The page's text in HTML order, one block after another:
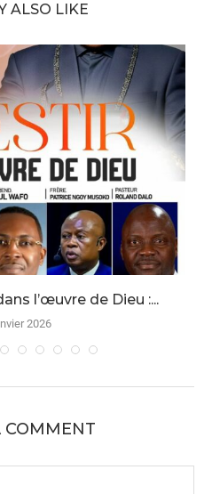
ALSO LIKE
l’œuvre de Dieu :...
2026
COMMENT